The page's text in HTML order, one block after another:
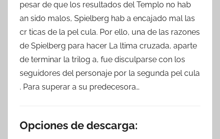
pesar de que los resultados del Templo no hab
an sido malos, Spielberg hab a encajado mal las
cr ticas de la pel cula. Por ello, una de las razones
de Spielberg para hacer La ltima cruzada, aparte
de terminar la trilog a, fue disculparse con los
seguidores del personaje por la segunda pel cula
. Para superar a su predecesora…
Opciones de descarga: